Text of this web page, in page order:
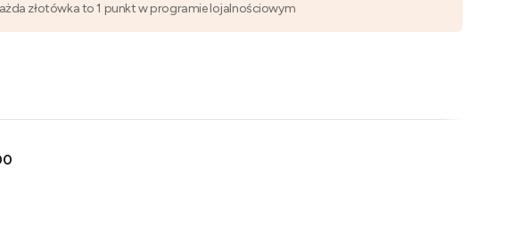
złotówka to 1 punkt w programie lojalnościowym